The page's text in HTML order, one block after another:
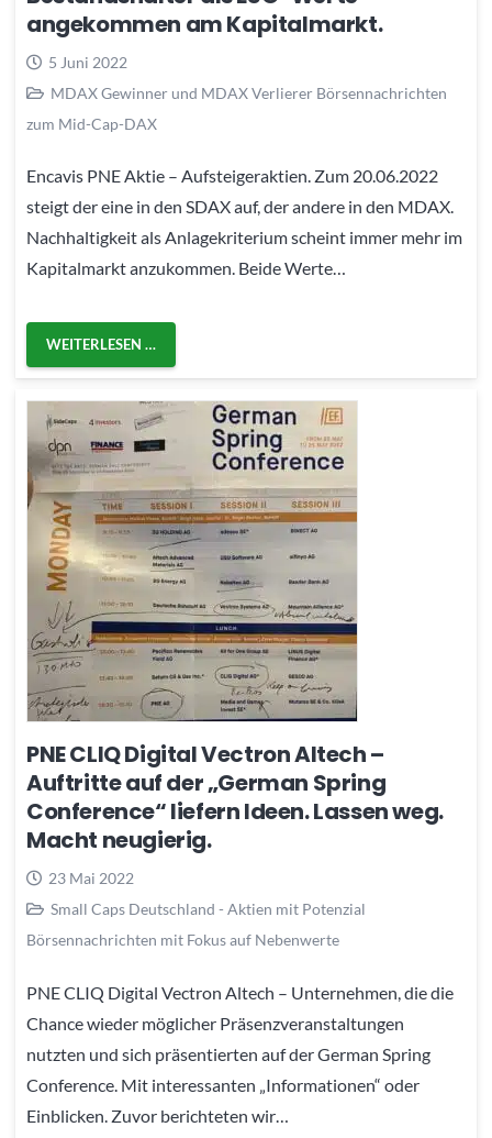
angekommen am Kapitalmarkt.
5 Juni 2022
MDAX Gewinner und MDAX Verlierer Börsennachrichten
zum Mid-Cap-DAX
Encavis PNE Aktie – Aufsteigeraktien. Zum 20.06.2022
steigt der eine in den SDAX auf, der andere in den MDAX.
Nachhaltigkeit als Anlagekriterium scheint immer mehr im
Kapitalmarkt anzukommen. Beide Werte…
WEITERLESEN …
PNE CLIQ Digital Vectron Altech –
Auftritte auf der „German Spring
Conference“ liefern Ideen. Lassen weg.
Macht neugierig.
23 Mai 2022
Small Caps Deutschland - Aktien mit Potenzial
Börsennachrichten mit Fokus auf Nebenwerte
PNE CLIQ Digital Vectron Altech – Unternehmen, die die
Chance wieder möglicher Präsenzveranstaltungen
nutzten und sich präsentierten auf der German Spring
Conference. Mit interessanten „Informationen“ oder
Einblicken. Zuvor berichteten wir…